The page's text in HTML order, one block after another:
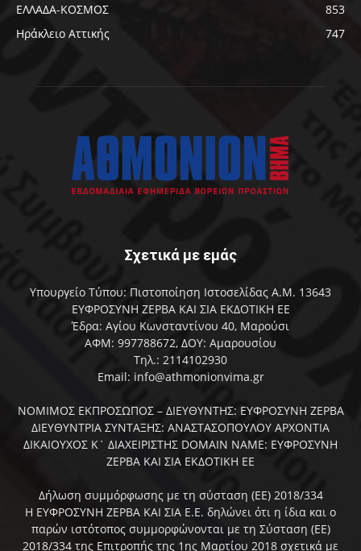
ΕΛΛΑΔΑ-ΚΟΣΜΟΣ
853
Ηράκλειο Αττικής
747
Σχετικά με εμάς
Υπουργείο Τύπου: Πιστοποίηση Ιστοσελίδας Α.Μ. 13643
ΕΥΦΡΟΣΥΝΗ ΖΕΡΒΑ ΚΑΙ ΣΙΑ ΕΚΔΟΤΙΚΗ ΕΕ
Έδρα: Αγίου Κωνσταντίνου 40, Μαρούσι
ΑΦΜ: 997788672, ΔΟΥ: Αμαρουσίου
Τηλ.: 2114102930
Email: info@athmonionvima.gr
ΝΟΜΙΜΟΣ ΕΚΠΡΟΣΩΠΟΣ – ΔΙΕΥΘΥΝΤΗΣ: ΕΥΦΡΟΣΥΝΗ ΖΕΡΒΑ
ΔΙΕΥΘΥΝΤΡΙΑ ΣΥΝΤΑΞΗΣ: ΑΝΑΣΤΑΣΟΠΟΥΛΟΥ ΑΡΧΟΝΤΙΑ
ΔΙΚΑΙΟΥΧΟΣ Κ` ΔΙΑΧΕΙΡΙΣΤΗΣ DOMAIN NAME: ΕΥΦΡΟΣΥΝΗ
ΖΕΡΒΑ ΚΑΙ ΣΙΑ ΕΚΔΟΤΙΚΗ ΕΕ
Δήλωση συμμόρφωσης με τη σύσταση (ΕΕ) 2018/334
Η ΕΥΦΡΟΣΥΝΗ ΖΕΡΒΑ ΚΑΙ ΣΙΑ Ε.Ε. δηλώνει ότι η ίδια και ο
παρών ιστότοπος συμμορφώνονται με τη Σύσταση (ΕΕ)
2018/334 της Επιτροπής της 1ης Μαρτίου 2018 σχετικά με